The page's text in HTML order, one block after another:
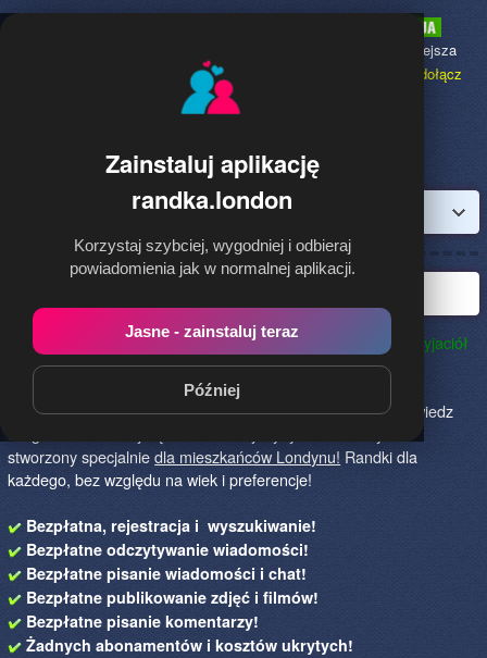
Zainstaluj aplikację
randka.london
Korzystaj szybciej, wygodniej i odbieraj
powiadomienia jak w normalnej aplikacji.
Jasne - zainstaluj teraz
Później
to najpopularniejsza
dołącz
Randka.london to najlepszy sposób na poznanie nowych przyjaciół
w Londynie!Określ czego szukasz i skończ z samotnością!
Znajdziesz tu osoby szukające miłości lub przygody, chętne
na randkę, imprezę i spotkanie na żywo! Dołącz do nas, powiedz
stworzony specjalniedla mieszkańców Londynu! Randki dla
każdego, bez względu na wiek i preferencje!
Bezpłatna, rejestracja i wyszukiwanie!
Bezpłatne odczytywanie wiadomości!
Bezpłatne pisanie wiadomości i chat!
Bezpłatne publikowanie zdjęć i filmów!
Bezpłatne pisanie komentarzy!
Żadnych abonamentów i kosztów ukrytych!